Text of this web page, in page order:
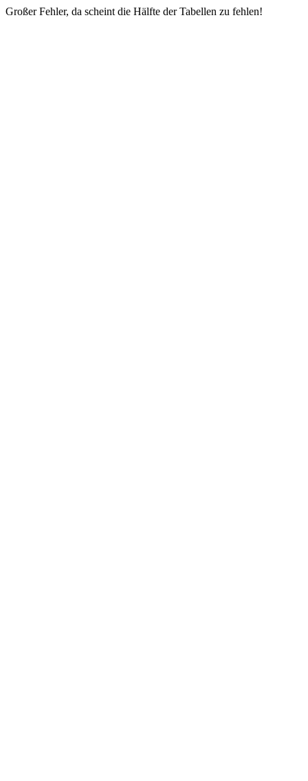
Großer Fehler, da scheint die Hälfte der Tabellen zu fehlen!